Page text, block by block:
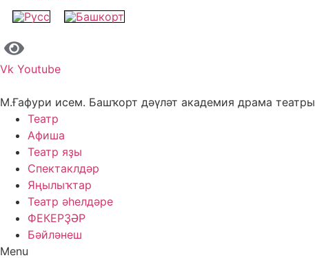
Vk Youtube
М.Ғафури исем. Башҡорт дәүләт академия драма театры
Театр
Афиша
Театр яҙы
Спектаклдәр
Яңылыҡтар
Театр әһелдәре
ФЕКЕРҘӘР
Бәйләнеш
Menu